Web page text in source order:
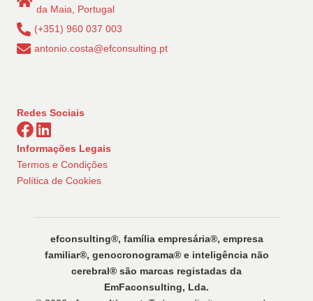
da Maia, Portugal
(+351) 960 037 003
antonio.costa@efconsulting.pt
Redes Sociais
Informações Legais
Termos e Condições
Política de Cookies
efconsulting®️, família empresária®️, empresa
familiar®️, genocronograma®️ e inteligência não
cerebral®️ são marcas registadas da
EmFaconsulting, Lda.